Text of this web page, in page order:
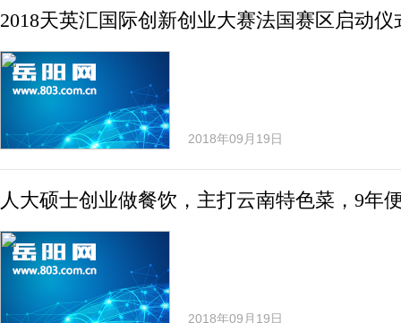
2018天英汇国际创新创业大赛法国赛区启动
2018年09月19日
人大硕士创业做餐饮，主打云南特色菜，9年
2018年09月19日